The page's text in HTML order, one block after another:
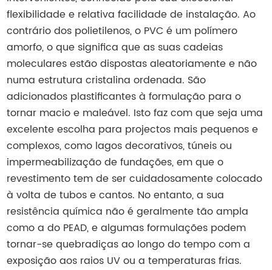
flexibilidade e relativa facilidade de instalação. Ao
contrário dos polietilenos, o PVC é um polímero
amorfo, o que significa que as suas cadeias
moleculares estão dispostas aleatoriamente e não
numa estrutura cristalina ordenada. São
adicionados plastificantes à formulação para o
tornar macio e maleável. Isto faz com que seja uma
excelente escolha para projectos mais pequenos e
complexos, como lagos decorativos, túneis ou
impermeabilização de fundações, em que o
revestimento tem de ser cuidadosamente colocado
à volta de tubos e cantos. No entanto, a sua
resistência química não é geralmente tão ampla
como a do PEAD, e algumas formulações podem
tornar-se quebradiças ao longo do tempo com a
exposição aos raios UV ou a temperaturas frias.